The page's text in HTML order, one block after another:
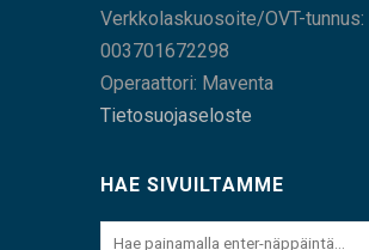
Verkkolaskuosoite/OVT-tunnus:
003701672298
Operaattori: Maventa
Tietosuojaseloste
HAE SIVUILTAMME